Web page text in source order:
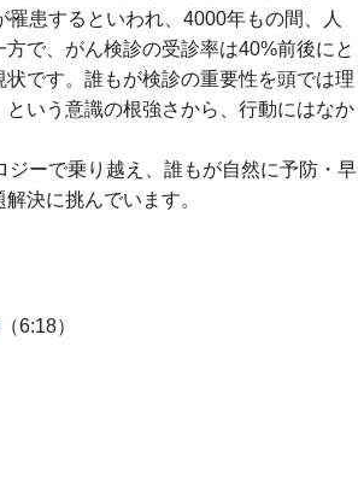
患するといわれ、4000年もの間、人
で、がん検診の受診率は40%前後にと
です。誰もが検診の重要性を頭では理
いう意識の根強さから、行動にはなか
ーで乗り越え、誰もが自然に予防・早
決に挑んでいます。
（6:18）